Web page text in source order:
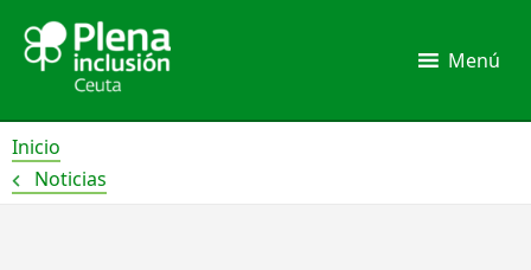
contenido
Menú
Inicio
Noticias